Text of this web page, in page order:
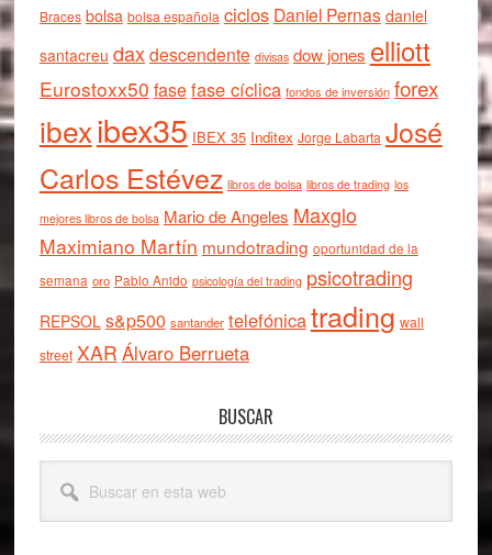
Braces bolsa bolsa española ciclos Daniel Pernas daniel
santacreu daxdescendente divisas dow jones elliott
Eurostoxx50 fasefase cíclica fondos de inversión forex
ibexibex35 IBEX 35 Inditex Jorge Labarta José
Carlos Estévez libros de bolsa libros de trading los
mejores libros de bolsa Mario de Angeles Maxglo
Maximiano Martín mundotrading oportunidad de la
semana oro Pablo Anido psicología del trading psicotrading
REPSOL s&p500 santander telefónicatrading wall
street XAR Álvaro Berrueta
BUSCAR
esta